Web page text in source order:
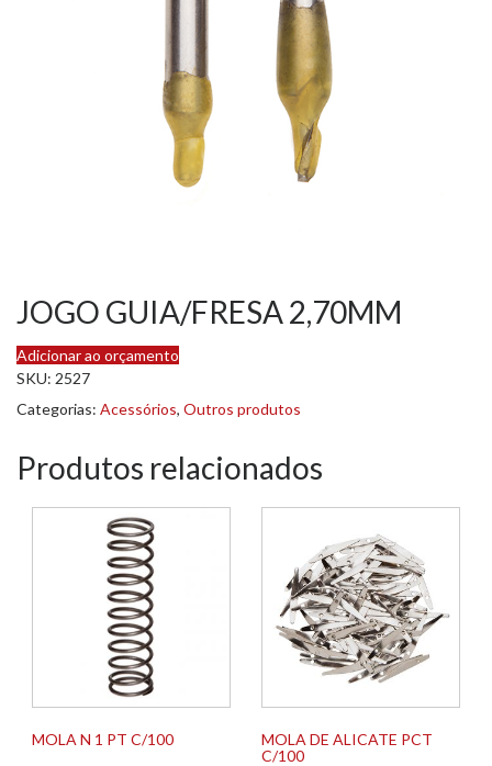
JOGO GUIA/FRESA 2,70MM
Adicionar ao orçamento
SKU: 2527
Categorias: Acessórios, Outros produtos
Produtos relacionados
MOLA N 1 PT C/100
MOLA DE ALICATE PCT
C/100